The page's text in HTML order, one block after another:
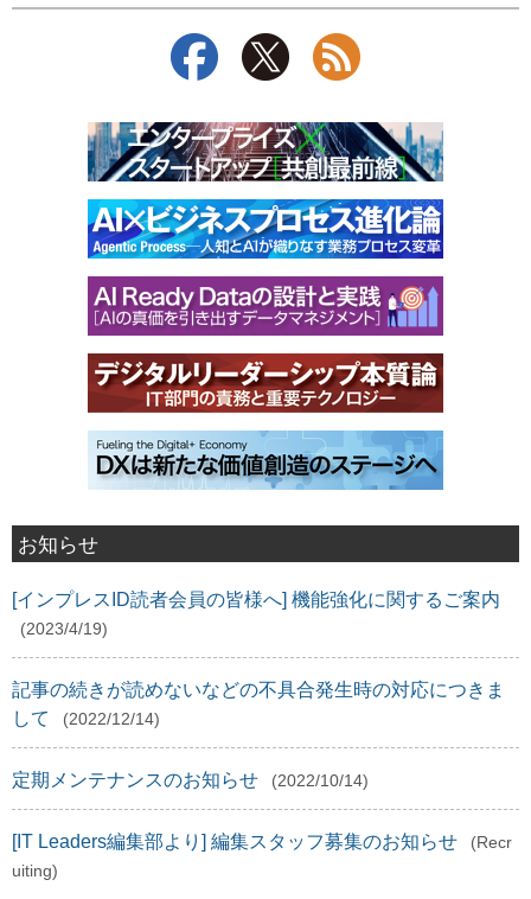
お知らせ
[インプレスID読者会員の皆様へ] 機能強化に関するご案内
(2023/4/19)
記事の続きが読めないなどの不具合発生時の対応につきま
して
(2022/12/14)
定期メンテナンスのお知らせ (2022/10/14)
[IT Leaders編集部より] 編集スタッフ募集のお知らせ
(Recr
uiting)